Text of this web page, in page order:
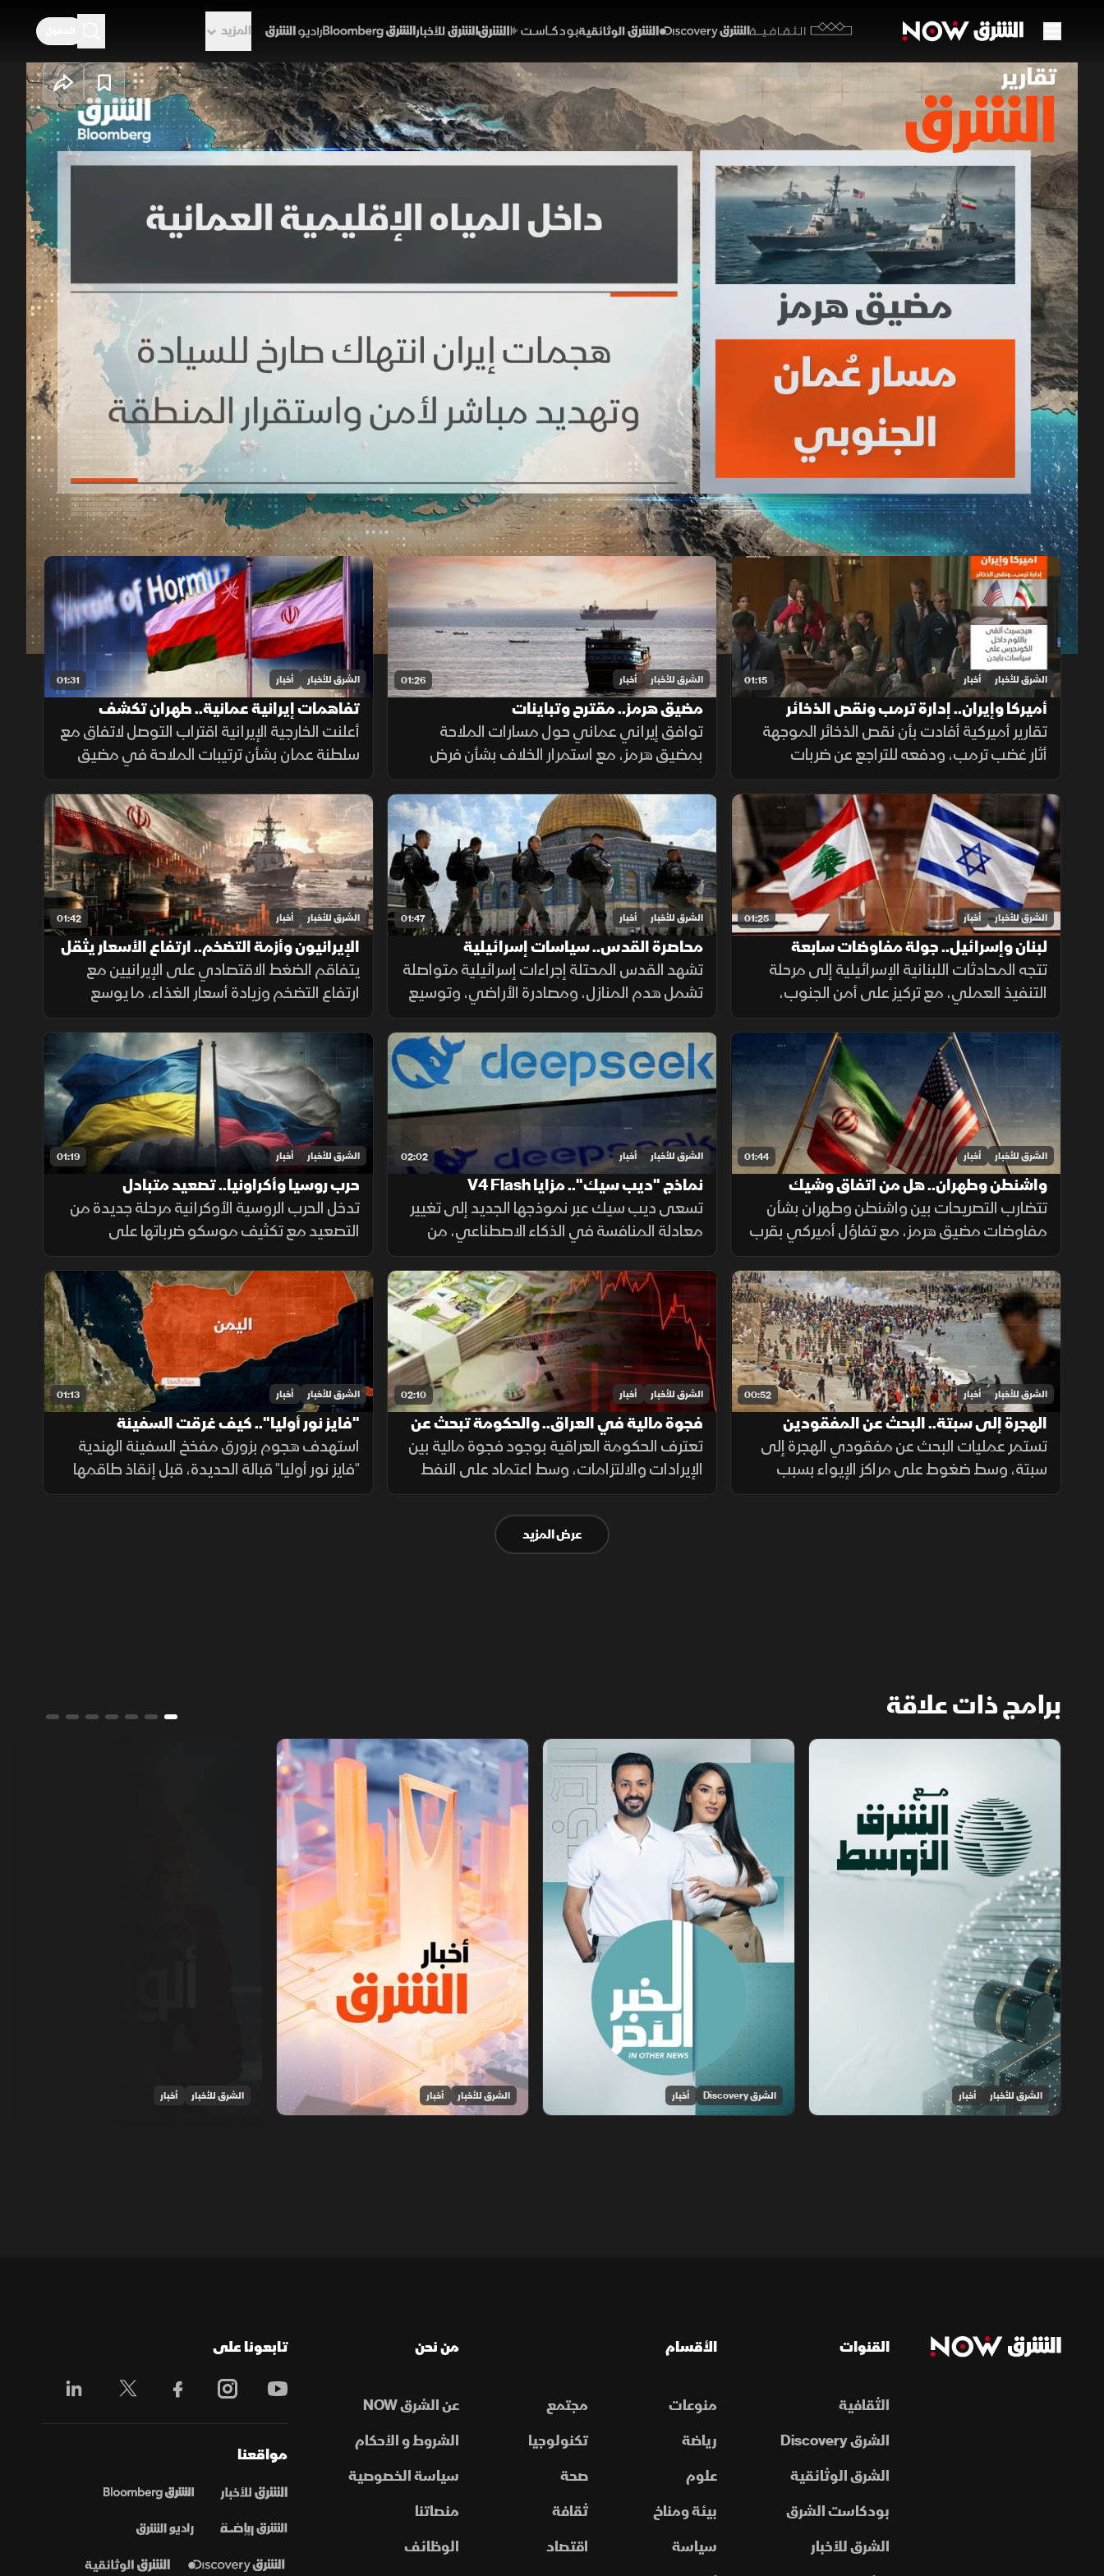
الثقافية
المزيد
00:12/01:24 1x auto
مضيق هرمز.. مسار عمان الجنوبي
02 يوليو 2026 01:24 أخبار
تقارير الشرق
استحدثت عمان مسارا ملاحيا جديدا بمضيق هرمز يسمى "الممر الجنوبي" بمحاذاة جزيرة مسندم بطول 82 كيلو
متر مربع. الممر يضمن عبورا آمنا ومجانيا للسفن وفق القانون الدولي، ويقلل المخاطر الأمنية والرسوم الإيرانية
لضمان تدفق النفط. وبينما رحبت أميركا بالخطوة لدعم التجارة، اعتبرتها إيران مواجهة غير مقبولة تمت دون
التنسيق معها.
برامج الشرق الإخبارية (ملحق)
حلقات الموسم 2026
01:15 الشرق للأخبار أخبار
أميركا وإيران.. إدارة ترمب ونقص الذخائر
تقارير أميركية أفادت بأن نقص الذخائر الموجهة
أثار غضب ترمب، ودفعه للتراجع عن ضربات
واسعة ضد إيران. وزير الحرب حمل بايدن ثم نائبه
مسؤولية الأزمة، فيما نفى البيت الأبيض صحة
التقارير.
01:26 الشرق للأخبار أخبار
مضيق هرمز.. مقترح وتباينات
توافق إيراني عماني حول مسارات الملاحة
بمضيق هرمز، مع استمرار الخلاف بشأن فرض
رسوم عبور، حيث تشترط طهران رفع العقوبات
لفتح المضيق وسط رفض أميركي ورفض داخلي
من الحرس الثوري.
01:31 الشرق للأخبار أخبار
تفاهمات إيرانية عمانية.. طهران تكشف
تفاصيل اتفاق مضيق هرمز
أعلنت الخارجية الإيرانية اقتراب التوصل لاتفاق مع
سلطنة عمان بشأن ترتيبات الملاحة في مضيق
هرمز، مؤكدة أن فتح المضيق يبقى مشروطًا
بالتزام أميركا برفع العقوبات والإفراج عن الأصول
الإيرانية.
01:25 الشرق للأخبار أخبار
لبنان وإسرائيل.. جولة مفاوضات سابعة
تتجه المحادثات اللبنانية الإسرائيلية إلى مرحلة
التنفيذ العملي، مع تركيز على أمن الجنوب،
وترتيبات انتشار القوات، والحدود البرية، وسط
تحديات تتعلق بالضمانات السياسية وتحويل
الاتفاقات إلى واقع مستدام.
01:47 الشرق للأخبار أخبار
محاصرة القدس.. سياسات إسرائيلية
تشهد القدس المحتلة إجراءات إسرائيلية متواصلة
تشمل هدم المنازل، ومصادرة الأراضي، وتوسيع
المستوطنات، وتسوية الأراضي، وسط تحذيرات
من تغيير الواقع الديموغرافي والجغرافي
للمدينة.
01:42 الشرق للأخبار أخبار
الإيرانيون وأزمة التضخم.. ارتفاع الأسعار يثقل
كاهل الأسر
يتفاقم الضغط الاقتصادي على الإيرانيين مع
ارتفاع التضخم وزيادة أسعار الغذاء، ما يوسع
الفجوة بين الشرائح الاجتماعية ويدفع الأسر إلى
تقليص الإنفاق لمواجهة تراجع القدرة الشرائية.
01:44 الشرق للأخبار أخبار
واشنطن وطهران.. هل من اتفاق وشيك
تتضارب التصريحات بين واشنطن وطهران بشأن
مفاوضات مضيق هرمز، مع تفاؤل أميركي بقرب
اتفاق محتمل ونفي إيراني لمحادثات مباشرة،
بينما تستمر الوساطات الإقليمية لخفض التوتر.
02:02 الشرق للأخبار أخبار
نماذج "ديب سيك".. مزايا V4 Flash
تسعى ديب سيك عبر نموذجها الجديد إلى تغيير
معادلة المنافسة في الذكاء الاصطناعي، من
خلال خفض تكلفة الاستخدام مع الحفاظ على
أداء مرتفع، في محاولة لجعل التقنية أكثر انتشارا.
01:19 الشرق للأخبار أخبار
حرب روسيا وأكراونيا.. تصعيد متبادل
تدخل الحرب الروسية الأوكرانية مرحلة جديدة من
التصعيد مع تكثيف موسكو ضرباتها على
الموانئ واستخدام الصواريخ الباليستية، بينما
تواجه كييف ضغوطا على دفاعاتها الجوية
ومخزونها العسكري.
00:52 الشرق للأخبار أخبار
الهجرة إلى سبتة.. البحث عن المفقودين
تستمر عمليات البحث عن مفقودي الهجرة إلى
سبتة، وسط ضغوط على مراكز الإيواء بسبب
أعداد القاصرين غير المصحوبين بذويهم،
02:10 الشرق للأخبار أخبار
فجوة مالية في العراق.. والحكومة تبحث عن
حلول لضمان الرواتب
تعترف الحكومة العراقية بوجود فجوة مالية بين
الإيرادات والالتزامات، وسط اعتماد على النفط
لتمويل الإنفاق العام، فيما يحذر خبراء من
تداعيات تأخير الرواتب على الاقتصاد والأسواق.
01:13 الشرق للأخبار أخبار
"فايز نور أوليا".. كيف غرقت السفينة
الهندية؟
استهدف هجوم بزورق مفخخ السفينة الهندية
"فايز نور أوليا" قبالة الحديدة، قبل إنقاذ طاقمها
ونقلهم إلى ميناء المخا، في تصعيد جديد يزيد
عرض المزيد
برامج ذات علاقة
مع الشرق الأوسط
الشرق للأخبار أخبار
الخبر الآخر
الشرق Discovery أخبار
أخبار الشرق
الشرق للأخبار أخبار الشرق للأخبار أخبار
القنوات
الثقافية
الشرق Discovery
الشرق الوثائقية
بودكاست الشرق
الشرق للأخبار
الأقسام
منوعات
مجتمع
رياضة
تكنولوجيا
علوم
صحة
بيئة ومناخ
ثقافة
سياسة
اقتصاد
من نحن
عن الشرق NOW
الشروط و الأحكام
سياسة الخصوصية
منصاتنا
الوظائف
تابعونا على
مواقعنا